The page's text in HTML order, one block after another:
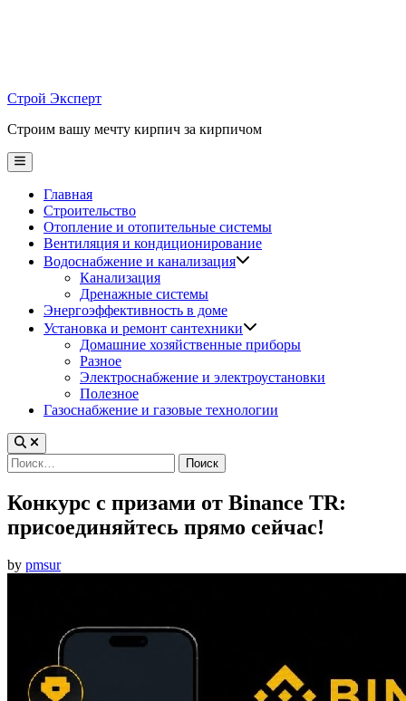
Строй Эксперт
Строим вашу мечту кирпич за кирпичом
Main
Menu
Главная
Строительство
Отопление и отопительные системы
Вентиляция и кондиционирование
Водоснабжение и канализация
Канализация
Дренажные системы
Энергоэффективность в доме
Установка и ремонт сантехники
Домашние хозяйственные приборы
Разное
Электроснабжение и электроустановки
Полезное
Газоснабжение и газовые технологии
Найти:
Конкурс с призами от Binance TR:
присоединяйтесь прямо сейчас!
by pmsur